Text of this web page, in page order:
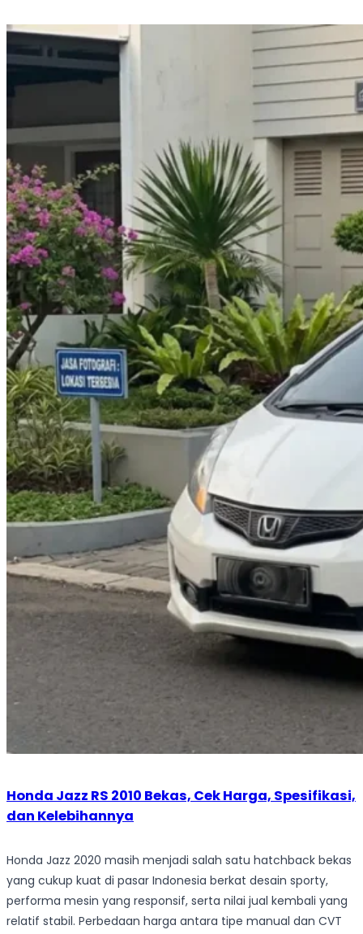
Honda Jazz RS 2010 Bekas, Cek Harga, Spesifikasi,
dan Kelebihannya
Honda Jazz 2020 masih menjadi salah satu hatchback bekas
yang cukup kuat di pasar Indonesia berkat desain sporty,
performa mesin yang responsif, serta nilai jual kembali yang
relatif stabil. Perbedaan harga antara tipe manual dan CVT